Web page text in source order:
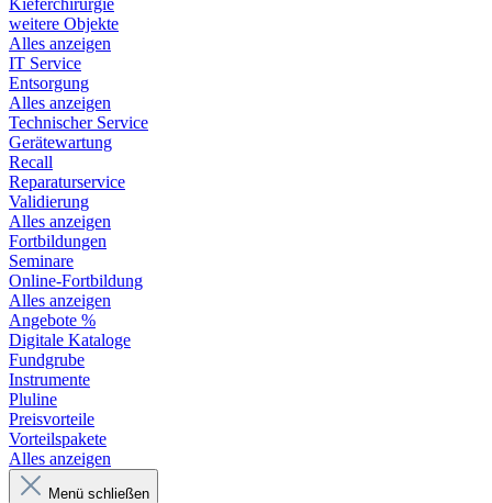
Kieferchirurgie
weitere Objekte
Alles anzeigen
IT Service
Entsorgung
Alles anzeigen
Technischer Service
Gerätewartung
Recall
Reparaturservice
Validierung
Alles anzeigen
Fortbildungen
Seminare
Online-Fortbildung
Alles anzeigen
Angebote %
Digitale Kataloge
Fundgrube
Instrumente
Pluline
Preisvorteile
Vorteilspakete
Alles anzeigen
Menü schließen